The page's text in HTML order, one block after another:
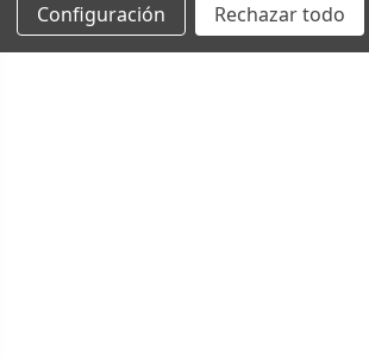
Configuración Rechazar todo